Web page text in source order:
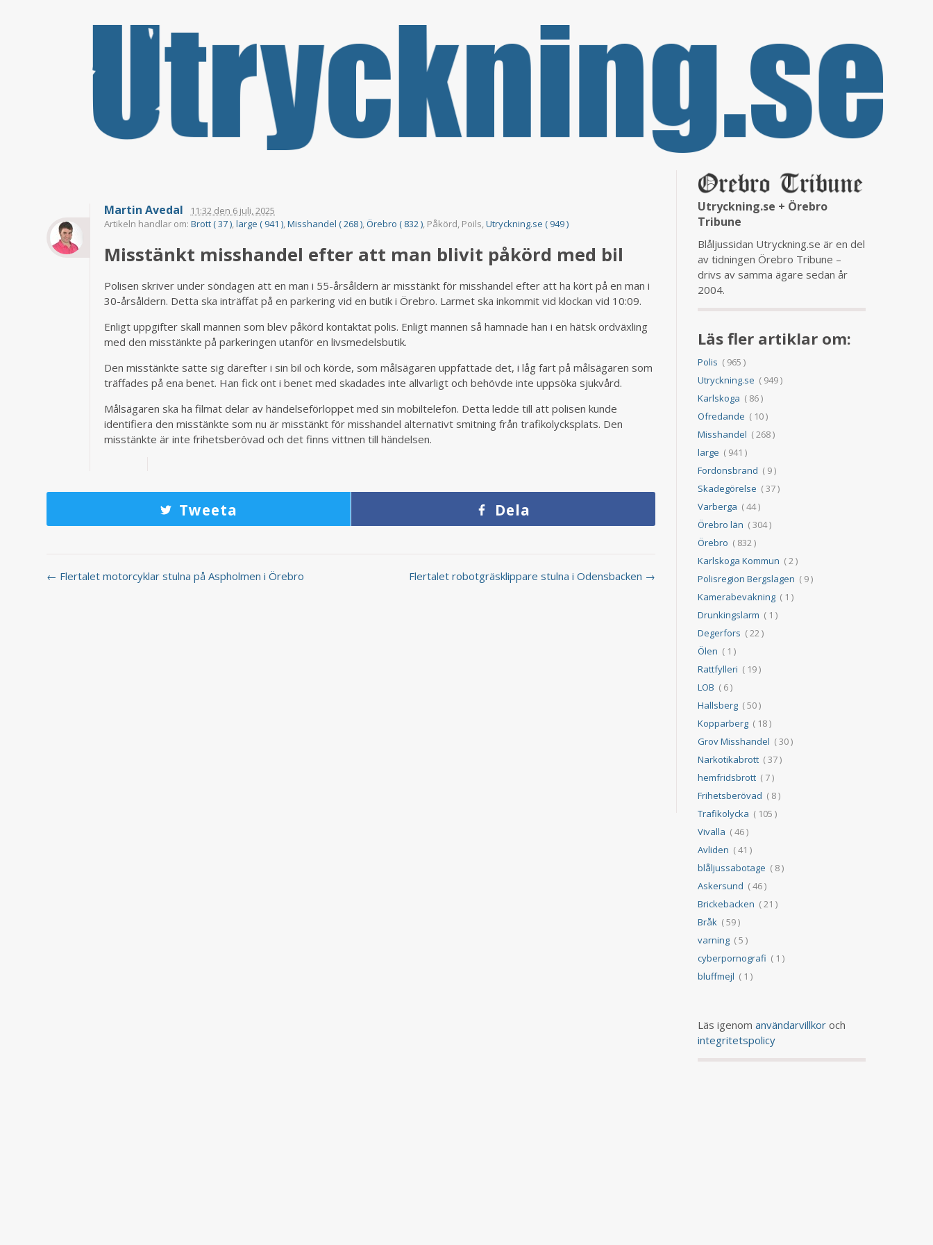
Martin Avedal 11:32 den 6 juli, 2025
Artikeln handlar om:Brott ( 37 ),large ( 941 ),Misshandel ( 268 ),Örebro ( 832 ), Påkörd, Poils,Utryckning.se ( 949 )
Misstänkt misshandel efter att man blivit påkörd med bil
Polisen skriver under söndagen att en man i 55-årsåldern är misstänkt för misshandel efter att ha kört på en man i
30-årsåldern. Detta ska inträffat på en parkering vid en butik i Örebro. Larmet ska inkommit vid klockan vid 10:09.
Enligt uppgifter skall mannen som blev påkörd kontaktat polis. Enligt mannen så hamnade han i en hätsk ordväxling
med den misstänkte på parkeringen utanför en livsmedelsbutik.
Den misstänkte satte sig därefter i sin bil och körde, som målsägaren uppfattade det, i låg fart på målsägaren som
träffades på ena benet. Han fick ont i benet med skadades inte allvarligt och behövde inte uppsöka sjukvård.
Målsägaren ska ha filmat delar av händelseförloppet med sin mobiltelefon. Detta ledde till att polisen kunde
identifiera den misstänkte som nu är misstänkt för misshandel alternativt smitning från trafikolycksplats. Den
misstänkte är inte frihetsberövad och det finns vittnen till händelsen.
Tweeta Dela
← Flertalet motorcyklar stulna på Aspholmen i Örebro Flertalet robotgräsklippare stulna i Odensbacken →
Utryckning.se + Örebro
Tribune
Blåljussidan Utryckning.se är en del
av tidningen Örebro Tribune –
drivs av samma ägare sedan år
2004.
Läs fler artiklar om:
Polis ( 965 )
Utryckning.se ( 949 )
Karlskoga ( 86 )
Ofredande ( 10 )
Misshandel ( 268 )
large ( 941 )
Fordonsbrand ( 9 )
Skadegörelse ( 37 )
Varberga ( 44 )
Örebro län ( 304 )
Örebro ( 832 )
Karlskoga Kommun ( 2 )
Polisregion Bergslagen ( 9 )
Kamerabevakning( 1 )
Drunkingslarm ( 1 )
Degerfors ( 22 )
Ölen ( 1 )
Rattfylleri ( 19 )
LOB ( 6 )
Hallsberg( 50 )
Kopparberg( 18 )
Grov Misshandel ( 30 )
Narkotikabrott( 37 )
hemfridsbrott( 7 )
Frihetsberövad ( 8 )
Trafikolycka ( 105 )
Vivalla ( 46 )
Avliden ( 41 )
blåljussabotage ( 8 )
Askersund ( 46 )
Brickebacken ( 21 )
Bråk( 59 )
varning( 5 )
cyberpornografi ( 1 )
bluffmejl ( 1 )
Läs igenom användarvillkoroch
integritetspolicy